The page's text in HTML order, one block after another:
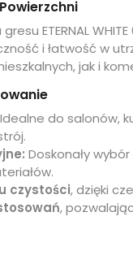
ETERNAL
i łatwość w
jak i
Idealne do salonów,
Doskonały
czystości, dzięki
,